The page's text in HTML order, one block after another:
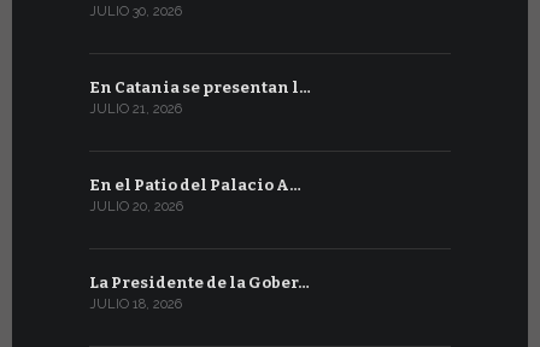
JULIO 30, 2026
En Catania se presentan l…
JULIO 21, 2026
En el Patio del Palacio A…
JULIO 20, 2026
La Presidente de la Gober…
JULIO 18, 2026